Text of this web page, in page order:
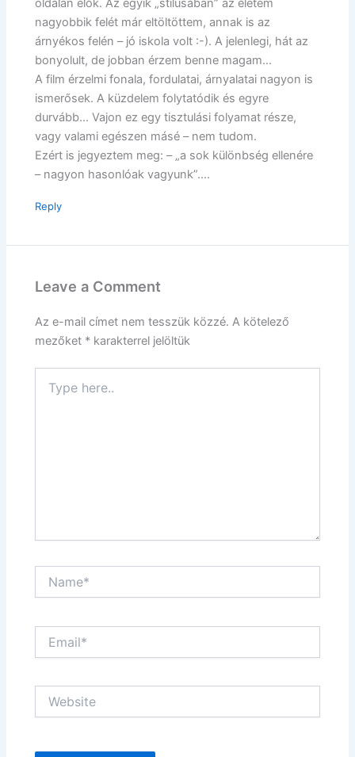
oldalán élők. Az egyik „stílusában” az életem
nagyobbik felét már eltöltöttem, annak is az
árnyékos felén – jó iskola volt :-). A jelenlegi, hát az
bonyolult, de jobban érzem benne magam…
A film érzelmi fonala, fordulatai, árnyalatai nagyon is
ismerősek. A küzdelem folytatódik és egyre
durvább… Vajon ez egy tisztulási folyamat része,
vagy valami egészen másé – nem tudom.
Ezért is jegyeztem meg: – „a sok különbség ellenére
– nagyon hasonlóak vagyunk”….
Reply
Leave a Comment
Az e-mail címet nem tesszük közzé. A kötelező
mezőket * karakterrel jelöltük
here..